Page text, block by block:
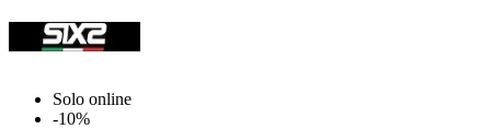
Solo online
-10%